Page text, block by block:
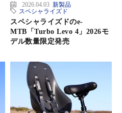
2026.04.03 新製品
スペシャライズド
スペシャライズドのe-
MTB「Turbo Levo 4」2026モ
デル数量限定発売